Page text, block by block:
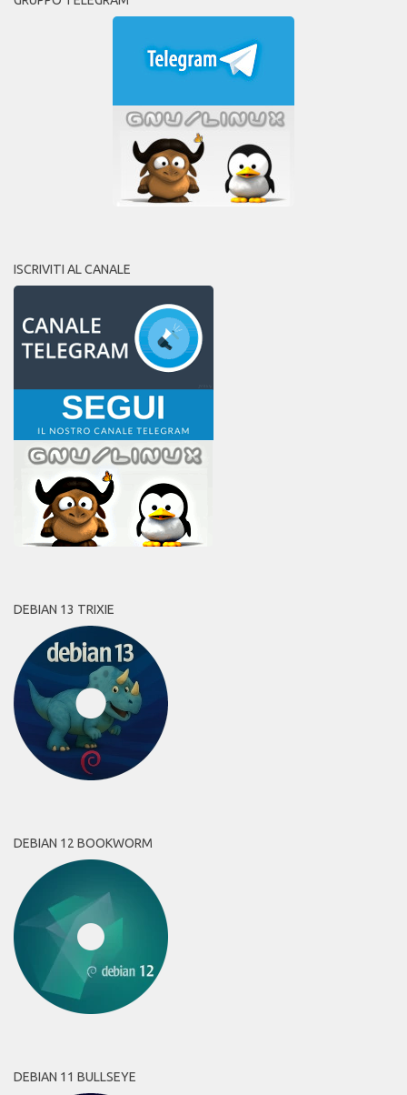
ISCRIVITI AL CANALE
DEBIAN 13 TRIXIE
DEBIAN 12 BOOKWORM
DEBIAN 11 BULLSEYE